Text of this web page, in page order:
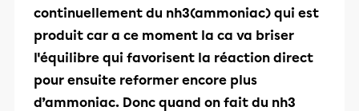
continuellement du nh3(ammoniac) qui est
produit car a ce moment la ca va briser
l'équilibre qui favorisent la réaction direct
pour ensuite reformer encore plus
d’ammoniac. Donc quand on fait du nh3